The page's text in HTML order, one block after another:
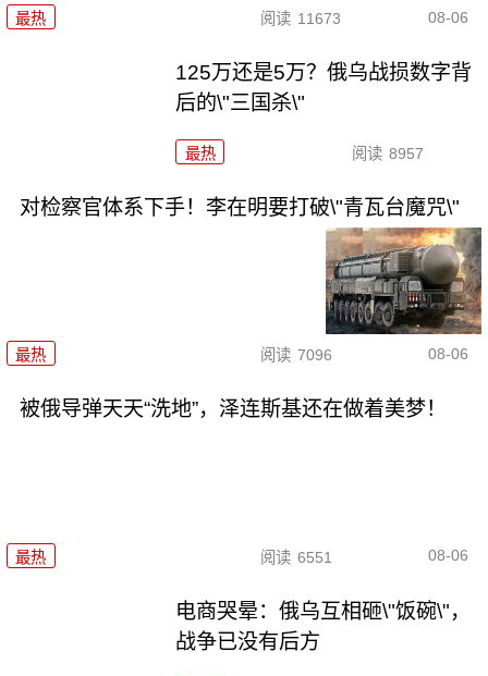
最热 阅读 11673 08-06
125万还是5万？俄乌战损数字背
后的\"三国杀\"
最热 阅读 8957
对检察官体系下手！李在明要打破\"青瓦台魔咒\"
最热 阅读 7096 08-06
被俄导弹天天“洗地”，泽连斯基还在做着美梦！
最热 阅读 6551 08-06
电商哭晕：俄乌互相砸\"饭碗\"，
战争已没有后方